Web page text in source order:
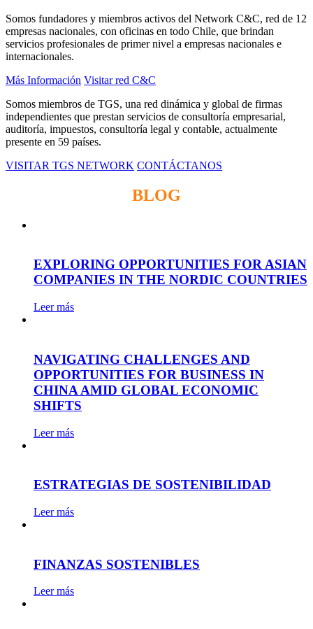
Somos fundadores y miembros activos del Network C&C, red de 12
empresas nacionales, con oficinas en todo Chile, que brindan
servicios profesionales de primer nivel a empresas nacionales e
internacionales.
Más Información Visitar red C&C
Somos miembros de TGS, una red dinámica y global de firmas
independientes que prestan servicios de consultoría empresarial,
auditoría, impuestos, consultoría legal y contable, actualmente
presente en 59 países.
VISITAR TGS NETWORK CONTÁCTANOS
BLOG
EXPLORING OPPORTUNITIES FOR ASIAN
COMPANIES IN THE NORDIC COUNTRIES
Leer más
NAVIGATING CHALLENGES AND
OPPORTUNITIES FOR BUSINESS IN
CHINA AMID GLOBAL ECONOMIC
SHIFTS
Leer más
ESTRATEGIAS DE SOSTENIBILIDAD
Leer más
FINANZAS SOSTENIBLES
Leer más